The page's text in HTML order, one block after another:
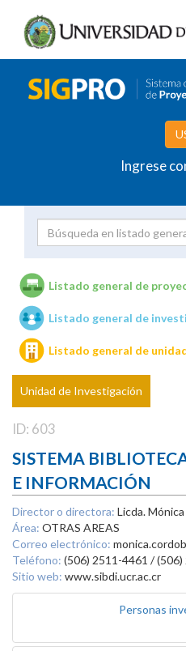
Ingrese
Unidades de
Listado general de
Listado general de
Listado general de
Unidad de Investigación
ID: 603
SISTEMA
E INFORMACIÓN
Director o directora: Licda.
Área: OTRAS AREAS
Correo electrónico:
Teléfono: (506) 2511-4461 /
Sitio web: www.sibdi.ucr.ac.cr
Personas